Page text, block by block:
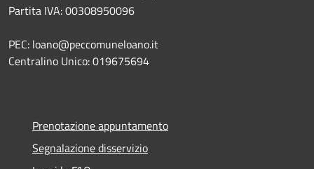
Partita IVA: 00308950096
PEC: loano@peccomuneloano.it
Centralino Unico: 019675694
Prenotazione appuntamento
Segnalazione disservizio